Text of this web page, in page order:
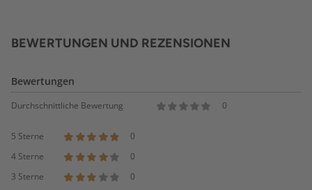
BEWERTUNGEN UND REZENSIONEN
Bewertungen
Durchschnittliche Bewertung 0
5 Sterne
0
4 Sterne
0
3 Sterne
0